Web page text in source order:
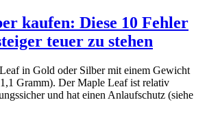
kaufen: Diese 10 Fehler
teuer zu stehen
in Gold oder Silber mit einem Gewicht
Gramm). Der Maple Leaf ist relativ
und hat einen Anlaufschutz (siehe